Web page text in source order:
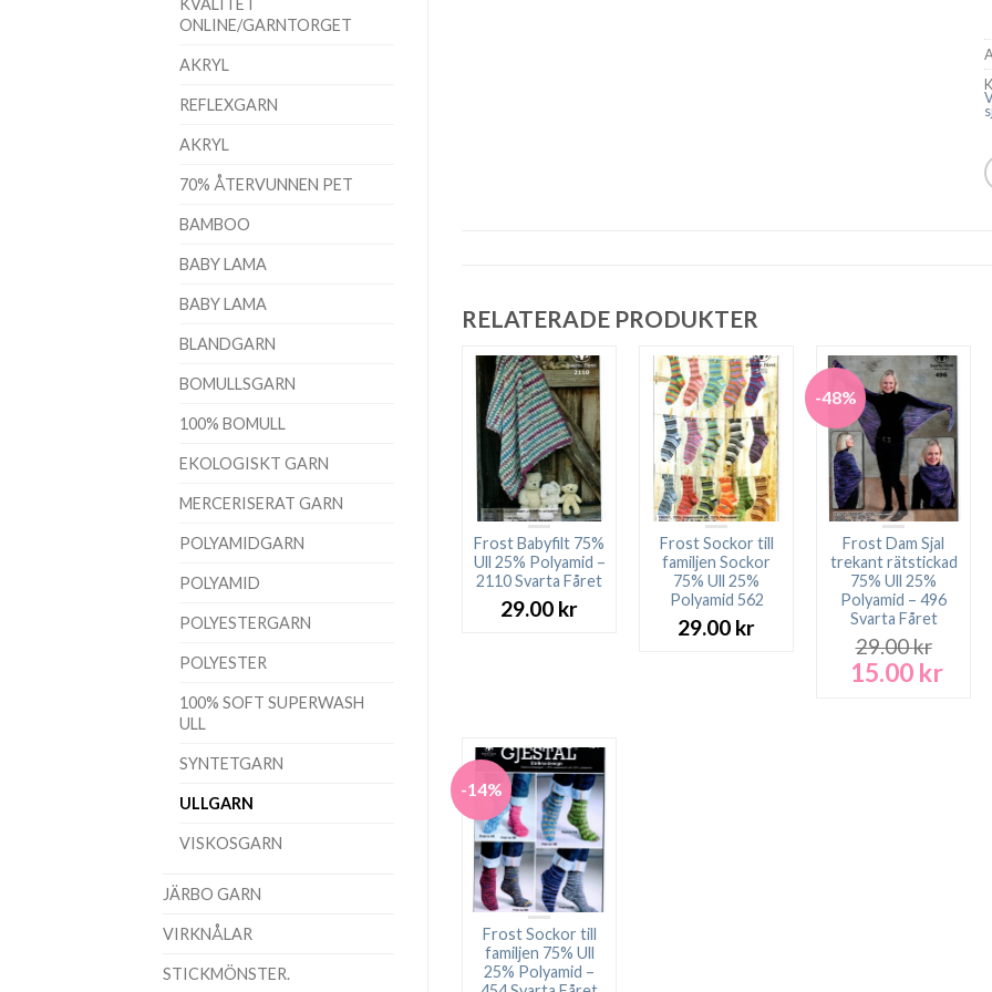
ONLINE/GARNTORGET
AKRYL
REFLEXGARN
AKRYL
70% ÅTERVUNNEN PET
BAMBOO
BABY LAMA
BABY LAMA
BLANDGARN
BOMULLSGARN
100% BOMULL
EKOLOGISKT GARN
MERCERISERAT GARN
POLYAMIDGARN
POLYAMID
POLYESTERGARN
POLYESTER
100% SOFT SUPERWASH
ULL
SYNTETGARN
ULLGARN
VISKOSGARN
JÄRBO GARN
VIRKNÅLAR
STICKMÖNSTER.
RELATERADE PRODUKTER
Frost Babyfilt 75%
Ull 25% Polyamid –
2110 Svarta Fåret
29.00 kr
Frost Sockor till
familjen Sockor
75% Ull 25%
Polyamid 562
29.00 kr
-48%
Frost Dam Sjal
trekant rätstickad
75% Ull 25%
Polyamid – 496
Svarta Fåret
29.00kr
Det
15.00 krDet
-14%
Frost Sockor till
familjen 75% Ull
25% Polyamid –